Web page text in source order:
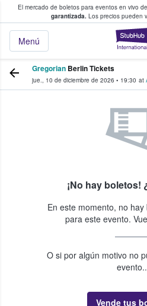
El mercado de boletos para eventos en vivo
garantizada. Los precios pueden
Menú
fans compran y
Gregorian Berlin Tickets
jue., 10 de diciembre de 2026 • 19:30 at
¡No hay boletos!
En este momento, no
para este evento.
O si por algún motivo no
Vende tus